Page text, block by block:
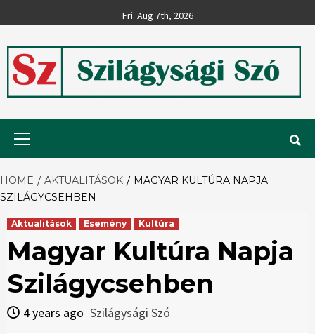
to
Fri. Aug 7th, 2026
Szilágysági
Szó
HOME AKTUALITÁSOK
MAGYAR KULTÚRA NAPJA
SZILÁGYCSEHBEN
Aktualitások Esemény Kultúra
Magyar Kultúra Napja
Szilágycsehben
4 years ago Szilágysági Szó